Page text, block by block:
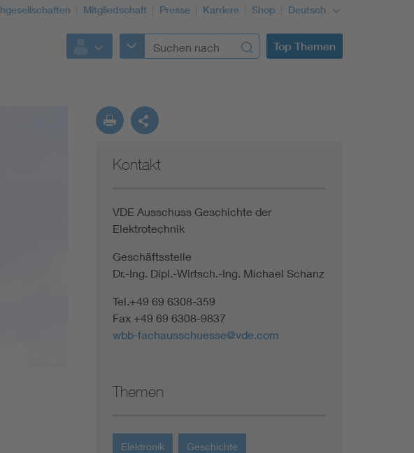
Mitgliedschaft Presse Karriere Shop Deutsch
Top Themen
Kontakt
VDE Ausschuss Geschichte der
Elektrotechnik
Geschäftsstelle
Dr.-Ing. Dipl.-Wirtsch.-Ing. Michael Schanz
Tel.+49 69 6308-359
Fax +49 69 6308-9837
wbb-fachausschuesse@vde.com
Themen
Elektronik Geschichte